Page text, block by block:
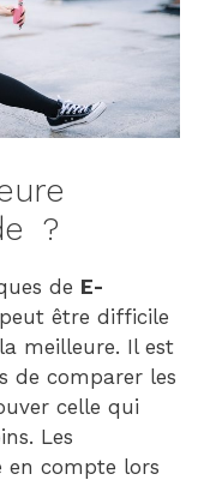
?
de E-
être difficile
meilleure. Il est
de comparer les
celle qui
Les
en compte lors